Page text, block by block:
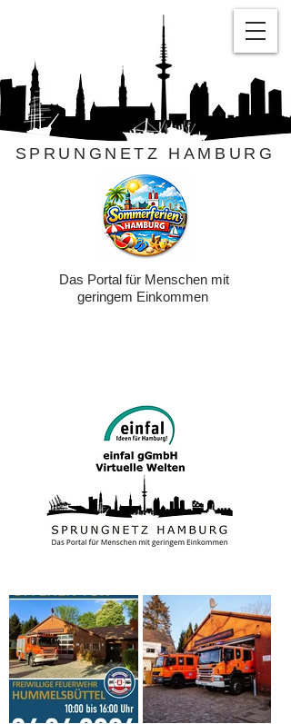
SPRUNGNETZ HAMBURG
Das Portal für Menschen mit
geringem Einkommen